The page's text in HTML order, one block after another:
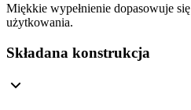
Miękkie wypełnienie dopasowuje
użytkowania.
Składana konstrukcja